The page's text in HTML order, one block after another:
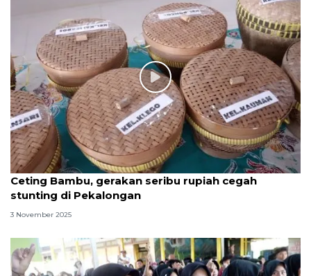
Ceting Bambu, gerakan seribu rupiah cegah
stunting di Pekalongan
3 November 2025